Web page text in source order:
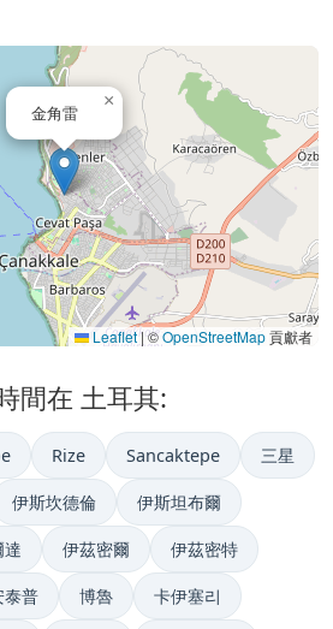
金角雷
×
Leaflet|©OpenStreetMap貢獻者
間在 土耳其:
Rize Sancaktepe 三星
伊斯坎德倫 伊斯坦布爾
達 伊茲密爾 伊茲密特
泰普 博魯 卡伊塞리